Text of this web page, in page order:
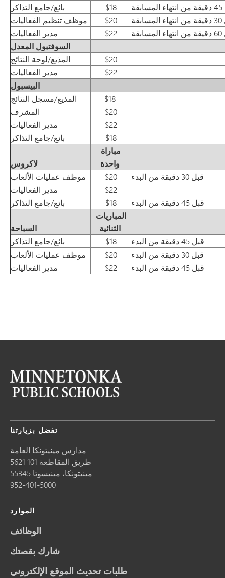
$18
$20
$22
السوفتبول المعدل
$20
$22
البيسبول
$18
$20
$22
$18
لاكروس
مباراة
واحدة
$20
قبل 30 دقيقة من البدء
$22
$18 قبل 45 دقيقة من البدء
السباحة
المباريات
الثنائية
$18
$20
قبل 30 دقيقة من البدء
$22 قبل 45 دقيقة من البدء
تفضل بزيارتنا
مدارس مينيتونكا العامة
5621 طريق المقاطعة 101
مينيتونكا، مينيسوتا 55345
952-401-5000
الموارد
الوظائف
شارك بقصتك
طلبات تحديث الموقع الإلكتروني